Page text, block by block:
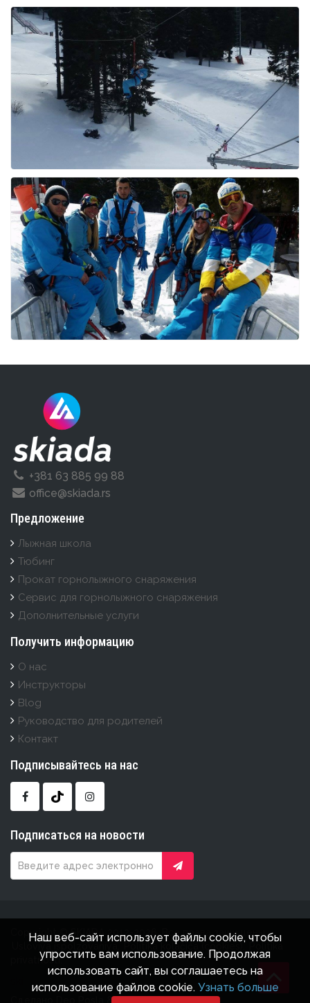
+381 63 885 99 88
office@skiada.rs
Предложение
Лыжная школа
Тюбинг
Прокат горнолыжного снаряжения
Cервис для горнолыжного снаряжения
Дополнительные услуги
Получить информацию
О нас
Инструкторы
Blog
Руководство для родителей
Контакт
Подписывайтесь на нас
Подписаться на новости
Copyright © SKIADA 2012-2026. Все права защищены.
Politika kolačića (cookies).
privatnosti.
&
Наш веб-сайт использует файлы cookie, чтобы
упростить вам использование. Продолжая
использовать сайт, вы соглашаетесь на
использование файлов cookie. Узнать больше